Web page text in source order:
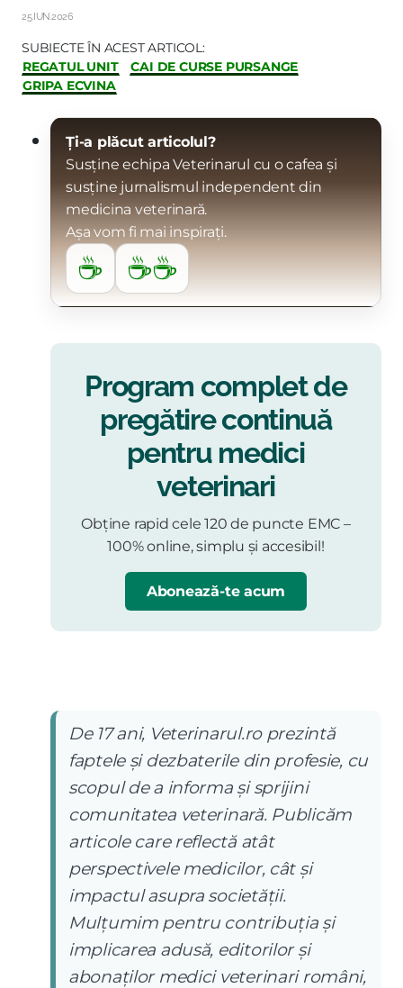
25.IUN.2026
SUBIECTE ÎN ACEST ARTICOL:
REGATUL UNIT
CAI DE CURSE PURSANGE
GRIPA ECVINA
Ți-a plăcut articolul?
Susține echipa Veterinarul cu o cafea și
susține jurnalismul independent din
medicina veterinară.
Așa vom fi mai inspirați.
☕ ☕☕
Program complet de
pregătire continuă
pentru medici
veterinari
Obține rapid cele 120 de puncte EMC –
100% online, simplu și accesibil!
Abonează-te acum
De 17 ani, Veterinarul.ro prezintă
faptele și dezbaterile din profesie, cu
scopul de a informa și sprijini
comunitatea veterinară. Publicăm
articole care reflectă atât
perspectivele medicilor, cât și
impactul asupra societății.
Mulțumim pentru contribuția și
implicarea adusă, editorilor și
abonaților medici veterinari români,